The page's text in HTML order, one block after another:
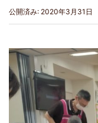
公開済み: 2020年3月31日